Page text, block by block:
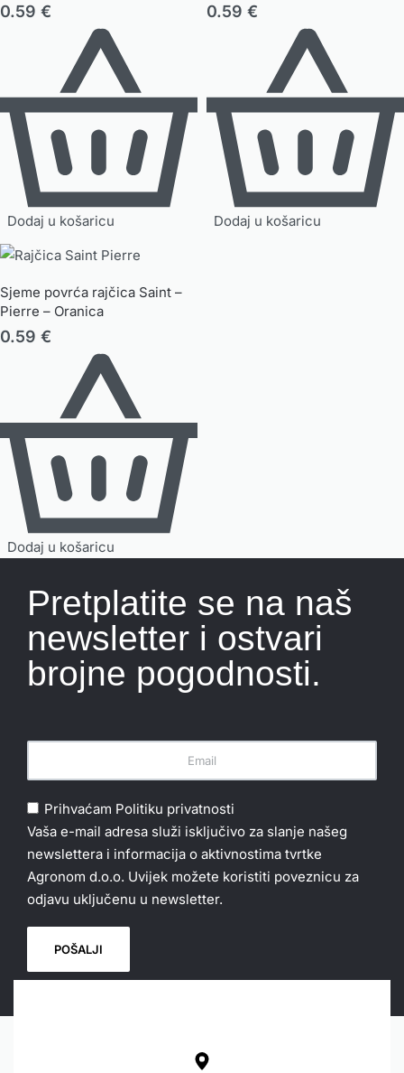
0.59 €
Dodaj u košaricu
0.59 €
Dodaj u košaricu
Sjeme povrća rajčica Saint –
Pierre – Oranica
0.59 €
Dodaj u košaricu
Pretplatite se na naš
newsletter i ostvari
brojne pogodnosti.
Prihvaćam Politiku privatnosti
Vaša e-mail adresa služi isključivo za slanje našeg
newslettera i informacija o aktivnostima tvrtke
Agronom d.o.o. Uvijek možete koristiti poveznicu za
odjavu uključenu u newsletter.